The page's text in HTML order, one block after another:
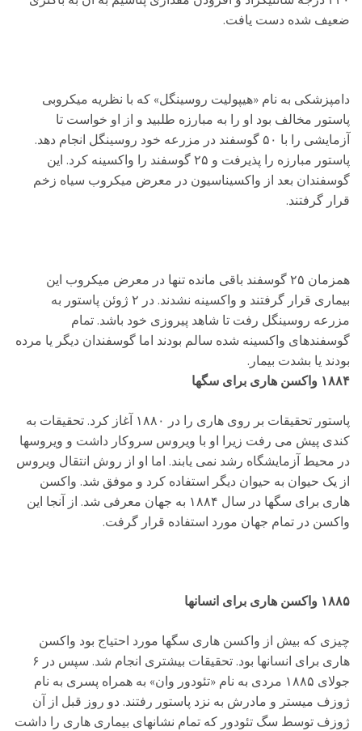
ضعیف شده دست یافت.
دامپزشکی به نام «هیپولیت روسینگل» که با نظریه میکروبی
پاستور مخالف بود او را به مبارزه طلبید و از او خواست تا
آزمایشی را با ۵۰ گوسفند در مزرعه خود روسینگل انجام دهد.
پاستور مبارزه را پذیرفت و ۲۵ گوسفند را واکسینه کرد. این
گوسفندان بعد از واکسیناسیون در معرض میکروب سیاه زخم
قرار گرفتند.
همزمان ۲۵ گوسفند باقی مانده تنها در معرض میکروب این
بیماری قرار گرفتند و واکسینه نشدند. در ۲ ژوئن پاستور به
مزرعه روسینگل رفت تا شاهد پیروزی خود باشد. تمام
گوسفندهای واکسینه شده سالم بودند اما گوسفندان دیگر یا مرده
بودند یا بشدت بیمار.
۱۸۸۴ واکسن هاری برای سگها
پاستور تحقیقات بر روی هاری را در ۱۸۸۰ آغاز کرد. تحقیقات به
کندی پیش می رفت زیرا او با ویروس سروکار داشت و ویروسها
در محیط آزمایشگاه رشد نمی یابند. اما او از روش انتقال ویروس
از یک حیوان به حیوان دیگر استفاده کرد و موفق شد. واکسن
هاری برای سگها در سال ۱۸۸۴ به جهان معرفی شد. از آنجا این
واکسن در تمام جهان مورد استفاده قرار گرفت.
۱۸۸۵ واکسن هاری برای انسانها
چیزی که بیش از واکسن هاری سگها مورد احتیاج بود واکسن
هاری برای انسانها بود. تحقیقات بیشتری انجام شد. سپس در ۶
جولای ۱۸۸۵ مردی به نام «تئودور وان» به همراه پسری به نام
ژوزف میستر و مادرش به نزد پاستور رفتند. دو روز قبل از آن
ژوزف توسط سگ تئودور که تمام نشانهای بیماری هاری را داشت